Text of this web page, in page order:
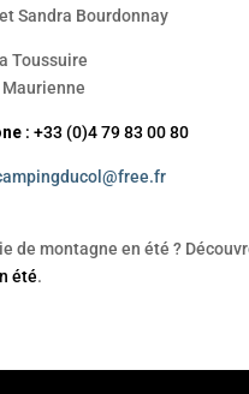
Sandra Bourdonnay
Toussuire
: +33 (0)4 79 83 00 80
de montagne en été ?
été.